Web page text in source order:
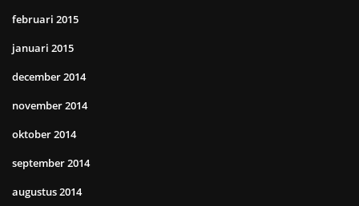
februari 2015
januari 2015
december 2014
november 2014
oktober 2014
september 2014
augustus 2014